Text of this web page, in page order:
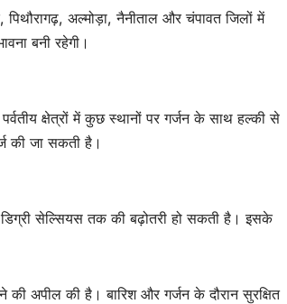
अल्मोड़ा, नैनीताल और चंपावत जिलों में
बनी रहेगी।
क्षेत्रों में कुछ स्थानों पर गर्जन के साथ हल्की से
की जा सकती है।
सेल्सियस तक की बढ़ोतरी हो सकती है। इसके
की अपील की है। बारिश और गर्जन के दौरान सुरक्षित